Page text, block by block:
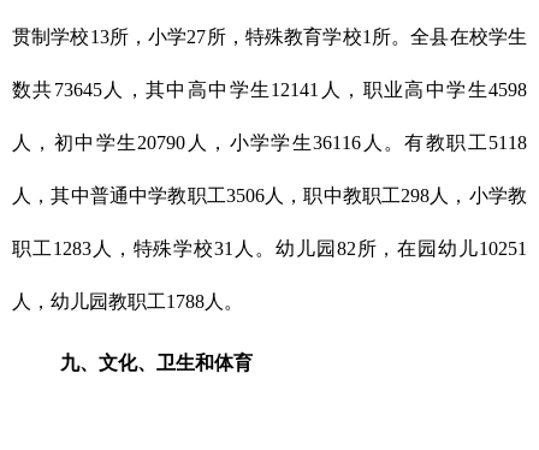
贯制学校13所，小学27所，特殊教育学校1所。全县在校学生
数共73645人，其中高中学生12141人，职业高中学生4598
人，初中学生20790人，小学学生36116人。有教职工5118
人，其中普通中学教职工3506人，职中教职工298人，小学教
职工1283人，特殊学校31人。幼儿园82所，在园幼儿10251
人，幼儿园教职工1788人。
九、文化、卫生和体育